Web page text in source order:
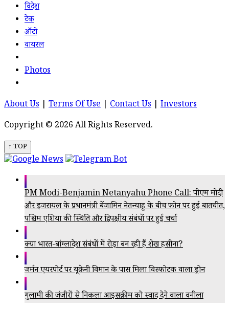
विदेश
टेक
ऑटो
वायरल
Photos
About Us Terms Of Use Contact Us
Investors
Copyright © 2026 All Rights Reserved.
↑ TOP
PM Modi-Benjamin Netanyahu Phone Call: पीएम मोदी
और इजरायल के प्रधानमंत्री बेंजामिन नेतन्याहू के बीच फोन पर हुई बातचीत,
पश्चिम एशिया की स्थिति और द्विपक्षीय संबंधों पर हुई चर्चा
क्या भारत-बांग्लादेश संबंधों में रोड़ा बन रही हैं शेख हसीना?
जर्मन एयरपोर्ट पर यूक्रेनी विमान के पास मिला विस्फोटक वाला ड्रोन
गुलामी की जंजीरों से निकला आइसक्रीम को स्वाद देने वाला वनीला